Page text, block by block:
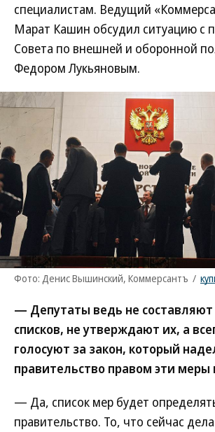
специалистам. Ведущий
Марат Кашин обсудил ситуацию с
Совета по внешней и оборонной
Федором Лукьяновым.
Фото: Денис Вышинский, Коммерсантъ /
— Депутаты ведь не составляют
списков, не утверждают их, а
голосуют за закон, который
правительство правом эти меры
— Да, список мер будет
правительство. То, что сейчас